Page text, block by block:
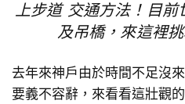
上步道 交通方法！目
及吊橋，來這裡
去年來神戶由於時間不足沒
要義不容辭，來看看這壯觀